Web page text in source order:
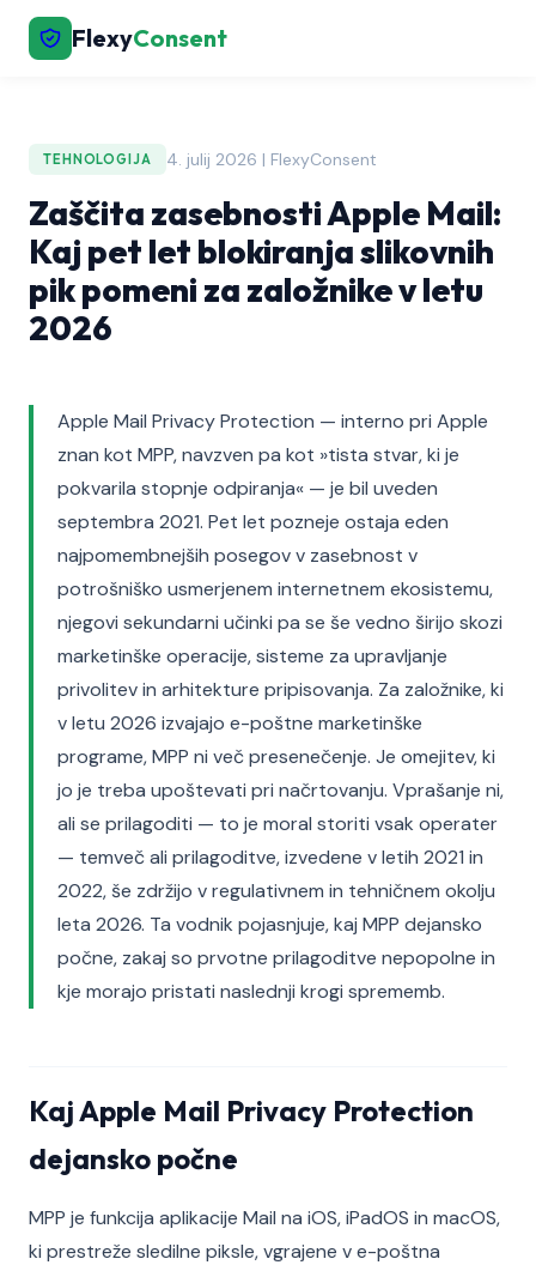
FlexyConsent
TEHNOLOGIJA 4. julij 2026 | FlexyConsent
Zaščita zasebnosti Apple Mail:
Kaj pet let blokiranja slikovnih
pik pomeni za založnike v letu
2026
Apple Mail Privacy Protection — interno pri Apple
znan kot MPP, navzven pa kot »tista stvar, ki je
pokvarila stopnje odpiranja« — je bil uveden
septembra 2021. Pet let pozneje ostaja eden
najpomembnejših posegov v zasebnost v
potrošniško usmerjenem internetnem ekosistemu,
njegovi sekundarni učinki pa se še vedno širijo skozi
marketinške operacije, sisteme za upravljanje
privolitev in arhitekture pripisovanja. Za založnike, ki
v letu 2026 izvajajo e-poštne marketinške
programe, MPP ni več presenečenje. Je omejitev, ki
jo je treba upoštevati pri načrtovanju. Vprašanje ni,
ali se prilagoditi — to je moral storiti vsak operater
— temveč ali prilagoditve, izvedene v letih 2021 in
2022, še zdržijo v regulativnem in tehničnem okolju
leta 2026. Ta vodnik pojasnjuje, kaj MPP dejansko
počne, zakaj so prvotne prilagoditve nepopolne in
kje morajo pristati naslednji krogi sprememb.
Kaj Apple Mail Privacy Protection
dejansko počne
MPP je funkcija aplikacije Mail na iOS, iPadOS in macOS,
ki prestreže sledilne piksle, vgrajene v e-poštna